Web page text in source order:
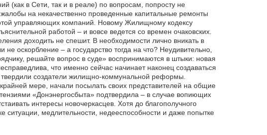
(как в Сети, так и в реале) по вопросам, попросту не
на некачественно проведенные капитальные ремонты
управляющих компаний. Новому Жилищному кодексу
работой – и вовсе ведется со времен очаковских.
доходить не спешит. В необходимости лично вникать в
оскорбление – а государство тогда на что? Неудивительно,
решайте вопрос в суде» воспринимаются в штыки: новая
что именно сейчас начинает наконец создаваться
твердили создатели жилищно-коммунальной реформы.
мере, начали посылать своих представителей на общие
«Донэнергосбыта» подтвердила – в случае вопиющих
интересы новочеркасцев. Хотя до благополучного
ситуации, медлительности, недееспособности и даже попытке